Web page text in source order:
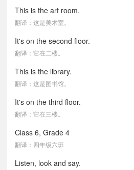
This is the art room.
翻译：这是美术室。
It's on the second floor.
翻译：它在二楼。
This is the library.
翻译：这是图书馆。
It's on the third floor.
翻译：它在三楼。
Class 6, Grade 4
翻译：四年级六班
Listen, look and say.